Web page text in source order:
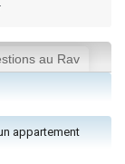
au Rav
appartement